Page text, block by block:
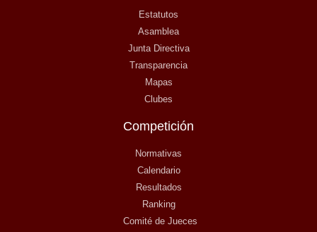
Estatutos
Asamblea
Junta Directiva
Transparencia
Mapas
Clubes
Competición
Normativas
Calendario
Resultados
Ranking
Comité de Jueces